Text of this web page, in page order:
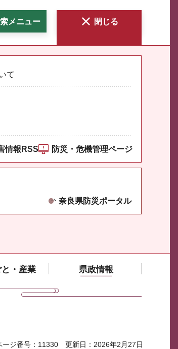
メニュー 閉じる
て
情報RSS 防災・危機管理ページ
奈良県防災ポータル
と・産業 県政情報
ージ番号：11330 更新日：2026年2月27日